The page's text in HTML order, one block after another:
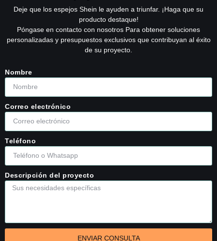
Deje que los espejos Shein le ayuden a triunfar. ¡Haga que su
producto destaque!
Póngase en contacto con nosotros Para obtener soluciones
personalizadas y presupuestos exclusivos que contribuyan al éxito
de su proyecto.
Nombre
Correo electrónico
Teléfono
Descripción del proyecto
ENVIAR CONSULTA